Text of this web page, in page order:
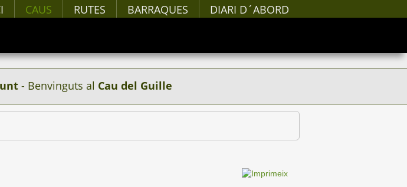
CAUS RUTES BARRAQUES DIARI D´ABORD
- Benvinguts al Cau del Guille